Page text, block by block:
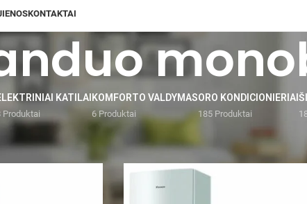
KONTAKTAI
KATILAI
Produktai
KOMFORTO VALDYMAS
6 Produktai
ORO KONDICIONIERIAI
185 Produktai